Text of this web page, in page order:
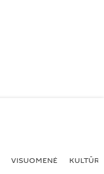
VISUOMENĖ KULTŪRA